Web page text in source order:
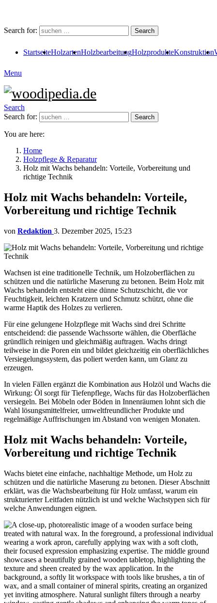
Search for: Search
StartseiteHolzartenHolzbearbeitungHolzprodukteKonstruktion
Menu
Search
Search for:
Search
You are here:
Home
Holzpflege & Reparatur
Holz mit Wachs behandeln: Vorteile, Vorbereitung und
richtige Technik
Holz mit Wachs behandeln: Vorteile,
Vorbereitung und richtige Technik
von Redaktion 3. Dezember 2025, 15:23
Wachsen ist eine traditionelle Technik, um Holzoberflächen zu
schützen und die natürliche Maserung zu betonen. Beim Holz mit
Wachs behandeln entsteht eine dünne Schutzschicht, die vor
Feuchtigkeit, leichten Kratzern und Schmutz schützt, ohne die
warme Haptik des Holzes zu verlieren.
Für eine gelungene Holzpflege mit Wachs sind drei Schritte
entscheidend: die passende Wachssorte wählen, die Oberfläche
gründlich reinigen und gleichmäßig auftragen. Wachs dringt
teilweise in die Poren ein und bildet gleichzeitig ein oberflächliches
Versiegelungssystem, das poliert werden kann, um Glanz zu
erzeugen.
In vielen Fällen ergänzt die Kombination aus Holzöl und Wachs die
Wirkung: Öl sorgt für Tiefenpflege, Wachs für das Holzoberflächen
versiegeln. Bei Möbeln oder Böden in Innenräumen lohnt sich die
Wahl lösungsmittelfreier, umweltfreundlicher Produkte und
regelmäßige Auffrischungen im Abstand von wenigen Monaten.
Holz mit Wachs behandeln: Vorteile,
Vorbereitung und richtige Technik
Wachs bietet eine einfache, nachhaltige Methode, um Holz zu
schützen und die natürliche Maserung zu betonen. Dieser Abschnitt
erklärt, was die Wachsbearbeitung für Holz umfasst, warum ein
strukturierter Leitfaden nützlich ist und welche Wachstypen sich für
welche Anwendungen eignen.